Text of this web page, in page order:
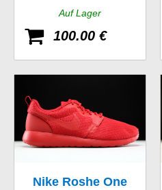
Auf Lager
100.00 €
Nike Roshe One